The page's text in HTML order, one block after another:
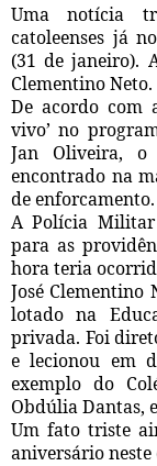
Uma notícia
catoleenses já
(31 de janeiro).
Clementino Neto.
De acordo com
vivo’ no
Jan Oliveira, o
encontrado na
de enforcamento.
A Polícia Militar
para as
hora teria
José Clementino
lotado na
privada. Foi
e lecionou em
exemplo do
Obdúlia Dantas,
Um fato triste
aniversário